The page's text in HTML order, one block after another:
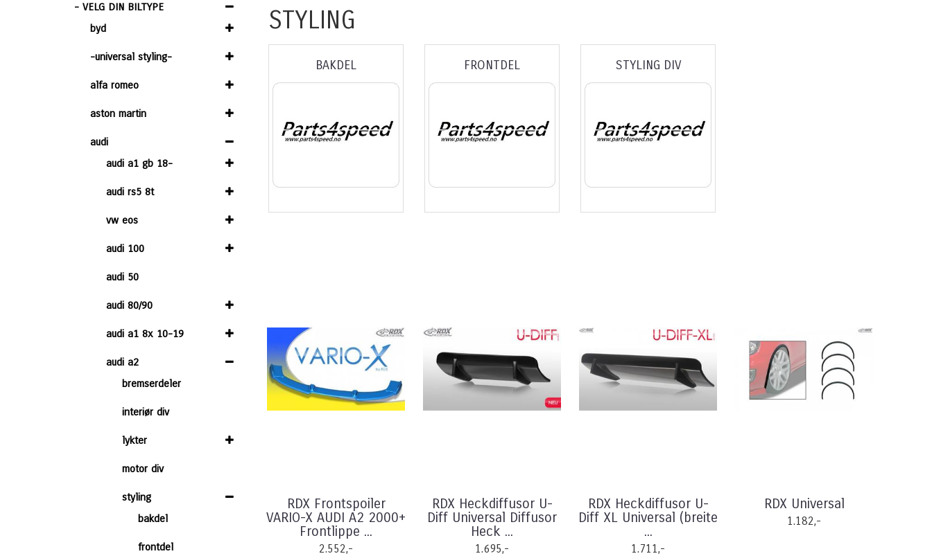
- VELG DIN BILTYPE
byd
-universal styling-
alfa romeo
aston martin
audi
audi a1 gb 18-
audi rs5 8t
vw eos
audi 100
audi 50
audi 80/90
audi a1 8x 10-19
audi a2
bremserdeler
interiør div
lykter
motor div
styling
bakdel
frontdel
STYLING
BAKDEL FRONTDEL STYLING DIV
RDX Frontspoiler
VARIO-X AUDI A2 2000+
Frontlippe ...
2.552,-
RDX Heckdiffusor U-
Diff Universal Diffusor
Heck ...
1.695,-
RDX Heckdiffusor U-
Diff XL Universal (breite
...
1.711,-
RDX Universal
1.182,-